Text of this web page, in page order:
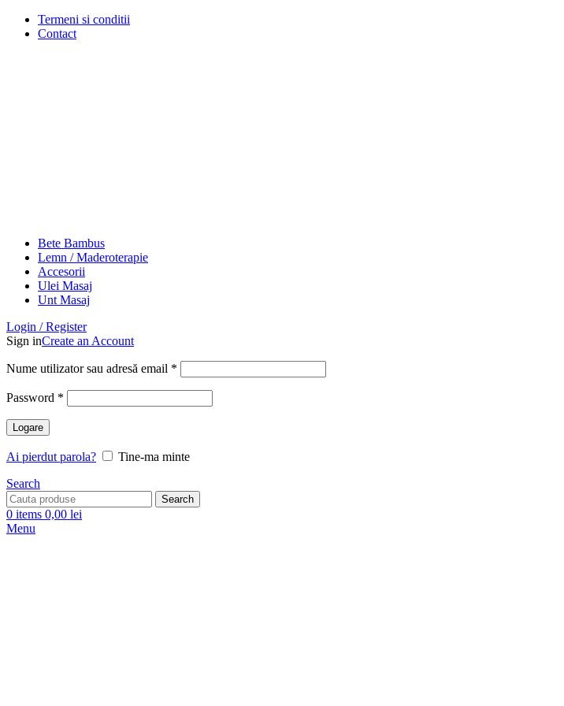
Termeni si conditii
Contact
Bete Bambus
Lemn / Maderoterapie
Accesorii
Ulei Masaj
Unt Masaj
Login / Register
Sign inCreate an Account
Nume utilizator sau adresă email *
Password *
Logare
Ai pierdut parola?
Tine-ma minte
Search
Search
0 items 0,00 lei
Menu